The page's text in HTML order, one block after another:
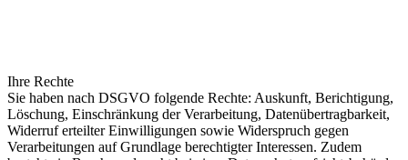
Ihre Rechte
Sie haben nach DSGVO folgende Rechte: Auskunft, Berichtigung,
Löschung, Einschränkung der Verarbeitung, Datenübertragbarkeit,
Widerruf erteilter Einwilligungen sowie Widerspruch gegen
Verarbeitungen auf Grundlage berechtigter Interessen. Zudem